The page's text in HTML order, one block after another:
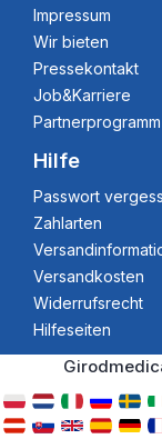
Impressum
Wir bieten
Pressekontakt
Job&Karriere
Partnerprogramm
Hilfe
Passwort
Zahlarten
Versandkosten
Widerrufsrecht
Hilfeseiten